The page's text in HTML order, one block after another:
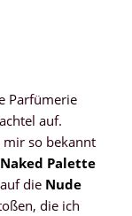
Parfümerie
auf.
mir so bekannt
Naked Palette
die Nude
die ich